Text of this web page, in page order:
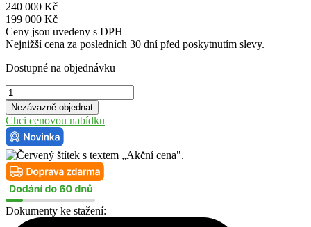
240 000 Kč
199 000 Kč
Ceny jsou uvedeny s DPH
Nejnižší cena za posledních 30 dní před poskytnutím slevy.
Dostupné na objednávku
Patrová
rekreační
chatka
Victoria
20
množství
Nezávazně objednat
Chci cenovou nabídku
Dokumenty ke stažení: